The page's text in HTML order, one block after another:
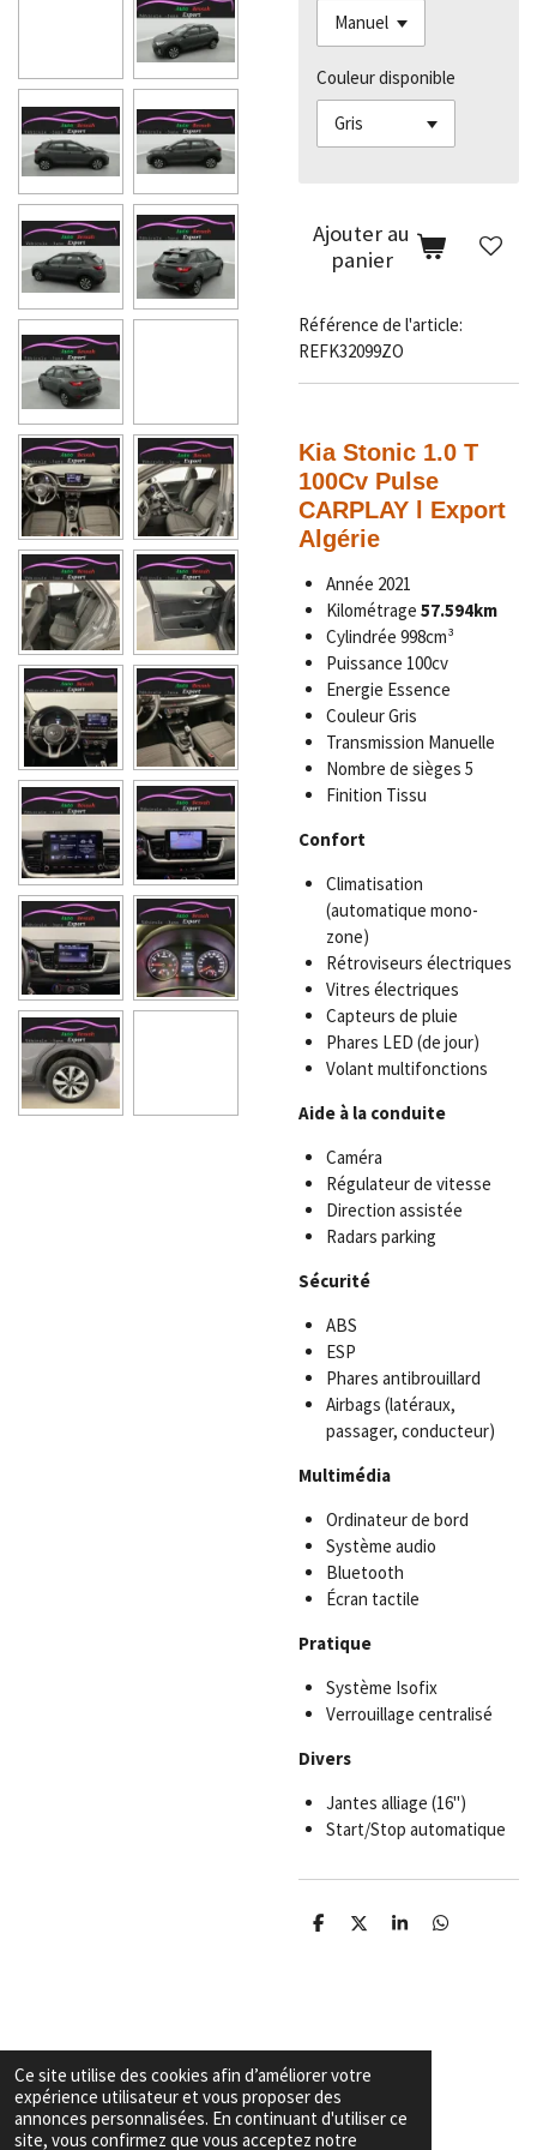
Ce site utilise des cookies afin d’améliorer votre
expérience utilisateur et vous proposer des
annonces personnalisées. En continuant d'utiliser ce
site, vous confirmez que vous acceptez notre
Couleur disponible
Ajouter au
panier
Référence de l'article:
REFK32099ZO
Kia Stonic 1.0 T
100Cv Pulse
CARPLAY l Export
Algérie
Année 2021
Kilométrage 57.594km
Cylindrée 998cm³
Puissance 100cv
Energie Essence
Couleur Gris
Transmission Manuelle
Nombre de sièges 5
Finition Tissu
Confort
Climatisation
(automatique mono-
zone)
Rétroviseurs électriques
Vitres électriques
Capteurs de pluie
Phares LED (de jour)
Volant multifonctions
Aide à la conduite
Caméra
Régulateur de vitesse
Direction assistée
Radars parking
Sécurité
ABS
ESP
Phares antibrouillard
Airbags (latéraux,
passager, conducteur)
Multimédia
Ordinateur de bord
Système audio
Bluetooth
Écran tactile
Pratique
Système Isofix
Verrouillage centralisé
Divers
Jantes alliage (16")
Start/Stop automatique
P
r
P
r
P
r
P
Garanties & Conditions
Copyright© 2026 Export voiture algerie